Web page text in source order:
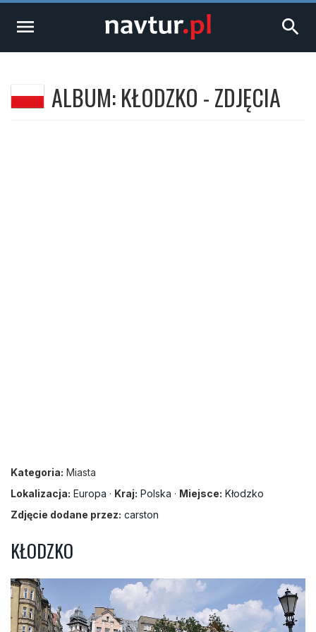
menu search
ALBUM: KŁODZKO - ZDJĘCIA
Kategoria: Miasta
Lokalizacja: Europa · Kraj: Polska · Miejsce: Kłodzko
Zdjęcie dodane przez: carston
KŁODZKO